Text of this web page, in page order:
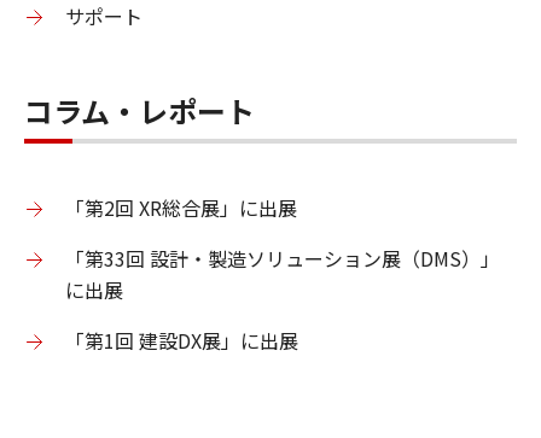
サポート
コラム・レポート
「第2回 XR総合展」に出展
「第33回 設計・製造ソリューション展（DMS）」
に出展
「第1回 建設DX展」に出展